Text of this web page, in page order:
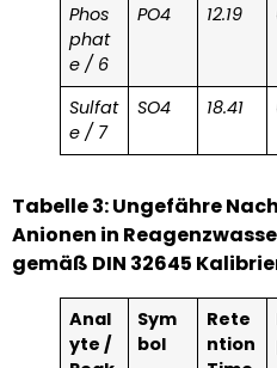
Phos
phat
e / 6
PO4 12.19
Sulfat
e / 7
SO4 18.41
Tabelle 3: Ungefähre
Anionen in
gemäß DIN 32645
Anal
yte /
Sym
bol
Rete
ntion